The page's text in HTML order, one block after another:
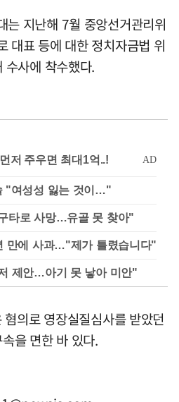
는 지난해 7월 중앙선거관리위
대표 등에 대한 정치자금법 위
수사에 착수했다.
"여성성 잃는 것이…"
타로 사망…유골 못 찾아"
만에 사과…"제가 틀렸습니다"
제안…아기 못 낳아 미안"
의로 영장실질심사를 받았던
을 면한 바 있다.